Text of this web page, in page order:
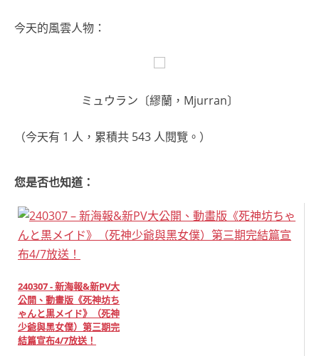
今天的風雲人物：
ミュウラン〔繆蘭，Mjurran〕
（今天有 1 人，累積共 543 人閱覽。）
您是否也知道：
240307 - 新海報&新PV大
公開、動畫版《死神坊ち
ゃんと黒メイド》（死神
少爺與黑女僕）第三期完
結篇宣布4/7放送！